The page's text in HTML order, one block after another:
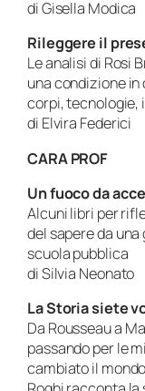
di Gisella
Rileggere il
Le analisi di Rosi
una condizione
corpi, tecnologie,
di Elvira
CARA PROF
Un fuoco da
Alcuni libri per
del sapere da una
scuola pubblica
di Silvia
La Storia siete
Da Rousseau a
passando per le
cambiato il